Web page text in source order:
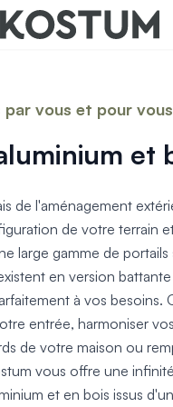
> Portails
> Portails traditionnels
> Portails architectes
> Portails avec décors
> Portails
> Les ouvertures
> Tous nos
> Portillons
> Portillons
> Portillons
> Portillons
> Motorisation
> Ouvertures
> Toutes nos clôtures
et
par vous et pour vous
de l'aménagement
de votre terrain
large gamme de portails
en version
à vos besoins.
entrée, harmoniser
de votre maison ou
vous offre une
et en bois issus